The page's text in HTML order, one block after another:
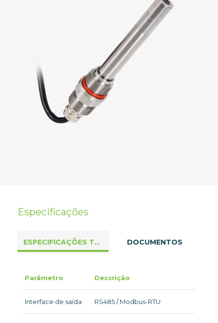
Especificações
ESPECIFICAÇÕES TÉCNICAS DOCUMENTOS
Parâmetro Descrição
Interface de saída RS485 / Modbus-RTU